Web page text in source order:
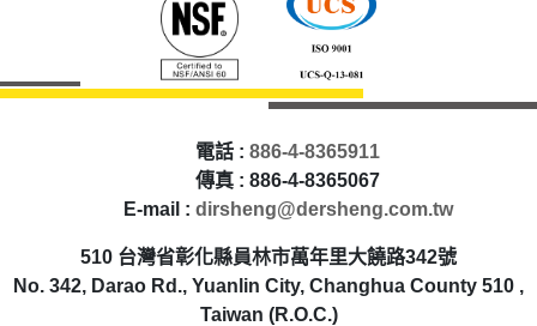
電話 : 886-4-8365911
傳真 : 886-4-8365067
E-mail : dirsheng@dersheng.com.tw
510 台灣省彰化縣員林市萬年里大饒路342號
No. 342, Darao Rd., Yuanlin City, Changhua County 510 ,
Taiwan (R.O.C.)